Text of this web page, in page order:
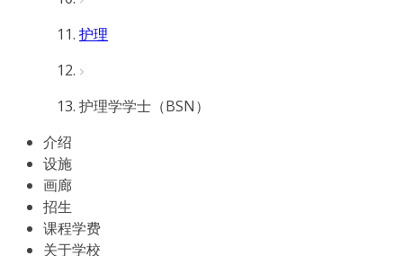
护理
护理学学士（BSN）
介绍
设施
画廊
招生
课程学费
关于学校